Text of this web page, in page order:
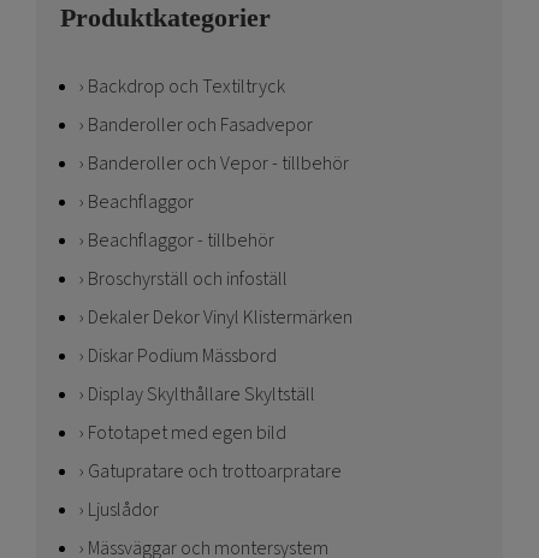
Produktkategorier
Backdrop och Textiltryck
Banderoller och Fasadvepor
Banderoller och Vepor - tillbehör
Beachflaggor
Beachflaggor - tillbehör
Broschyrställ och infoställ
Dekaler Dekor Vinyl Klistermärken
Diskar Podium Mässbord
Display Skylthållare Skyltställ
Fototapet med egen bild
Gatupratare och trottoarpratare
Ljuslådor
Mässväggar och montersystem